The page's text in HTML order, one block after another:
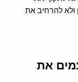
ולא להרחיב את
את